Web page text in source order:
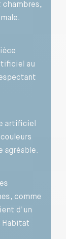
chambres,
au
artificiel
agréable.
comme
d'un
Habitat